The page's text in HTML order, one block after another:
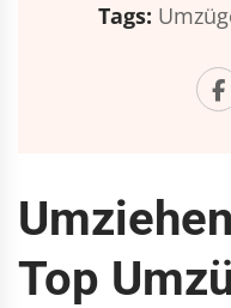
Tags:
Top